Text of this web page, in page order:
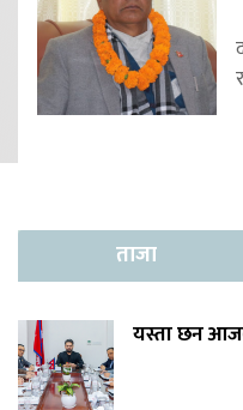
ताजा
यस्ता छन